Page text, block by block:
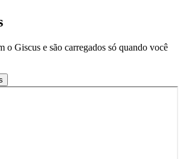
o Giscus e são carregados só quando você